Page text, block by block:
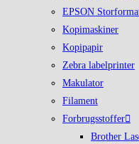
EPSON
Kopimaskiner
Kopipapir
Zebra labelprinter
Makulator
Filament
Forbrugsstoffer
Brother